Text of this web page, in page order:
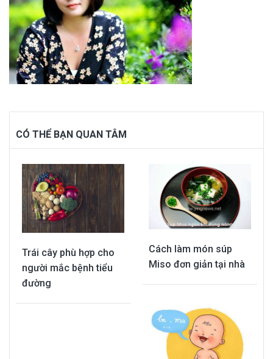
CÓ THỂ BẠN QUAN TÂM
Trái cây phù hợp cho
người mắc bệnh tiểu
đường
Cách làm món súp
Miso đơn giản tại nhà